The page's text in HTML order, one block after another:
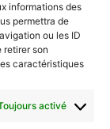
informations des
permettra de
ou les ID
retirer son
caractéristiques
activé
?